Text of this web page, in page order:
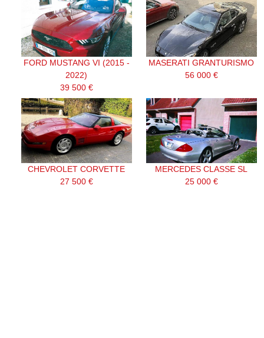
FORD MUSTANG VI (2015 -
2022)
39 500 €
MASERATI GRANTURISMO
56 000 €
CHEVROLET CORVETTE
27 500 €
MERCEDES CLASSE SL
25 000 €